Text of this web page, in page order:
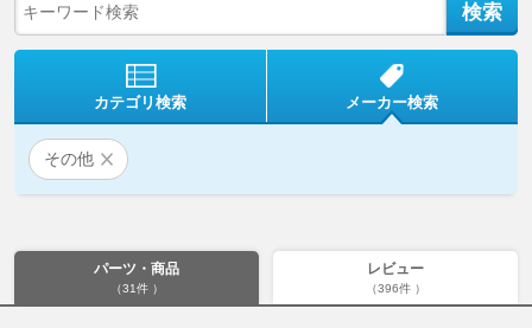
カテゴリ検索 メーカー検索
その他
パーツ・商品
（31件 ）
レビュー
（396件 ）